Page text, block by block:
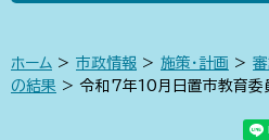
ホーム > 市政情報 > 施策・計画 >
の結果 > 令和7年10月日置市教育委